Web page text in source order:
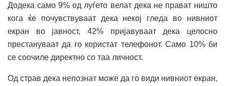
Додека само 9% од луѓето велат дека не прават ништо
кога ќе почувствуваат дека некој гледа во нивниот
екран во јавност, 42% пријавуваат дека целосно
престануваат да го користат телефонот. Само 10% би
се соочиле директно со таа личност.
Од страв дека непознат може да го види нивниот екран,